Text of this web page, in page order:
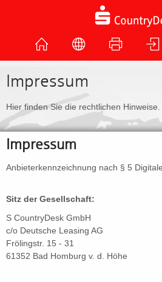
Impressum
Hier finden Sie die rechtlichen Hinweise.
Impressum
Anbieterkennzeichnung nach § 5
Sitz der Gesellschaft:
S CountryDesk GmbH
c/o Deutsche Leasing AG
Frölingstr. 15 - 31
61352 Bad Homburg v. d. Höhe